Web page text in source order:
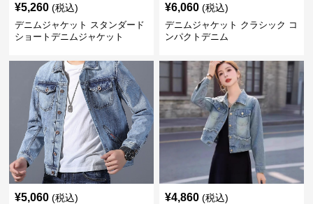
¥5,260 (税込)
デニムジャケット スタンダード
ショートデニムジャケット
¥6,060 (税込)
デニムジャケット クラシック コ
ンパクトデニム
¥5,060 (税込) ¥4,860 (税込)